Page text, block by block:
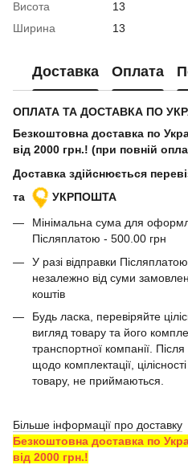
Висота
13
Ширина
13
Доставка Оплата
ОПЛАТА ТА ДОСТАВКА ПО
Безкоштовна доставка по
від 2000 грн.! (при повній
Доставка здійснюється
та
УКРПОШТА
Мінімальна сума для
Післяплатою - 500.00 грн
У разі відправки
незалежно від суми
коштів
Будь ласка, перевіряйте
вигляд товару та його
транспортної компанії.
щодо комплектації,
товару, не приймаються.
Більше інформації про доставку
Безкоштовна доставка по
від 2000 грн.!